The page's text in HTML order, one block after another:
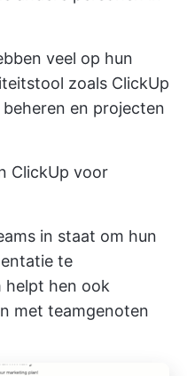
veel op hun
zoals ClickUp
en projecten
ClickUp voor
in staat om hun
te
helpt hen ook
met teamgenoten